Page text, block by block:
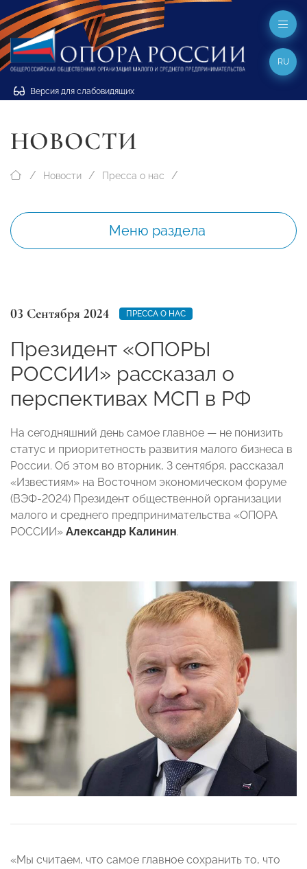
Версия для слабовидящих
RU
НОВОСТИ
Новости Пресса о нас
Меню раздела
03 Сентября 2024 ПРЕССА О НАС
Президент «ОПОРЫ
РОССИИ» рассказал о
перспективах МСП в РФ
На сегодняшний день самое главное — не понизить
статус и приоритетность развития малого бизнеса в
России. Об этом во вторник, 3 сентября, рассказал
«Известиям» на Восточном экономическом форуме
(ВЭФ-2024) Президент общественной организации
малого и среднего предпринимательства «ОПОРА
РОССИИ» Александр Калинин.
«Мы считаем, что самое главное сохранить то, что